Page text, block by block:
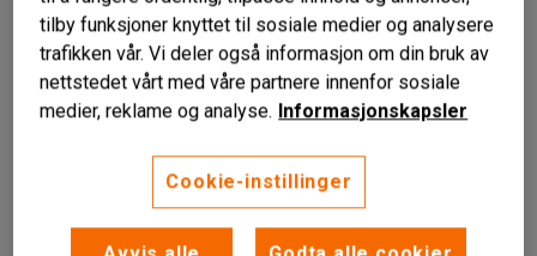
Plassbesparende skooppbevaring
skooppbevaring. Dette er et vegghengt skoskap med lås
tilby funksjoner knyttet til sosiale medier og analysere
trafikken vår. Vi deler også informasjon om din bruk av
nettstedet vårt med våre partnere innenfor sosiale
medier, reklame og analyse. Informasjonskapsler
Cookie-instillinger